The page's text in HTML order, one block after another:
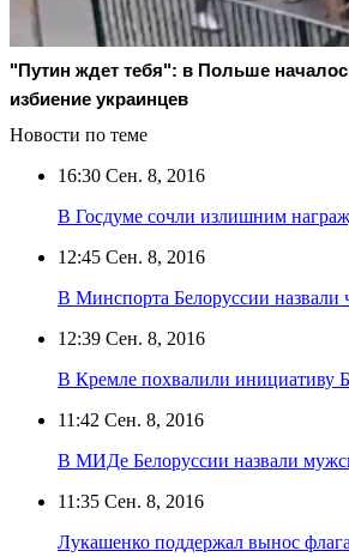
"Путин ждет тебя": в Польше
избиение украинцев
Новости по теме
16:30 Сен. 8, 2016
В Госдуме сочли излишним
12:45 Сен. 8, 2016
В Минспорта Белоруссии
12:39 Сен. 8, 2016
В Кремле похвалили инициативу
11:42 Сен. 8, 2016
В МИДе Белоруссии назвали
11:35 Сен. 8, 2016
Лукашенко поддержал вынос